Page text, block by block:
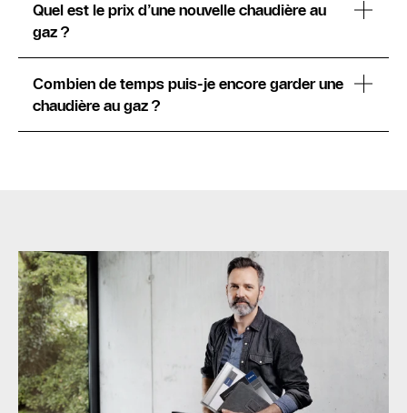
Quel est le prix d’une nouvelle chaudière au
gaz ?
Combien de temps puis-je encore garder une
chaudière au gaz ?